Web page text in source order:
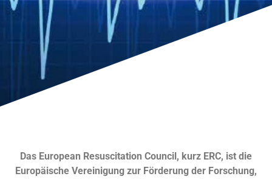
Das European Resuscitation Council, kurz ERC, ist die
Europäische Vereinigung zur Förderung der Forschung,